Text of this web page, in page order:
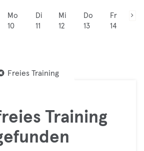
Mo
10
Di
11
Mi
12
Do
13
Fr
14
Freies Training
Training